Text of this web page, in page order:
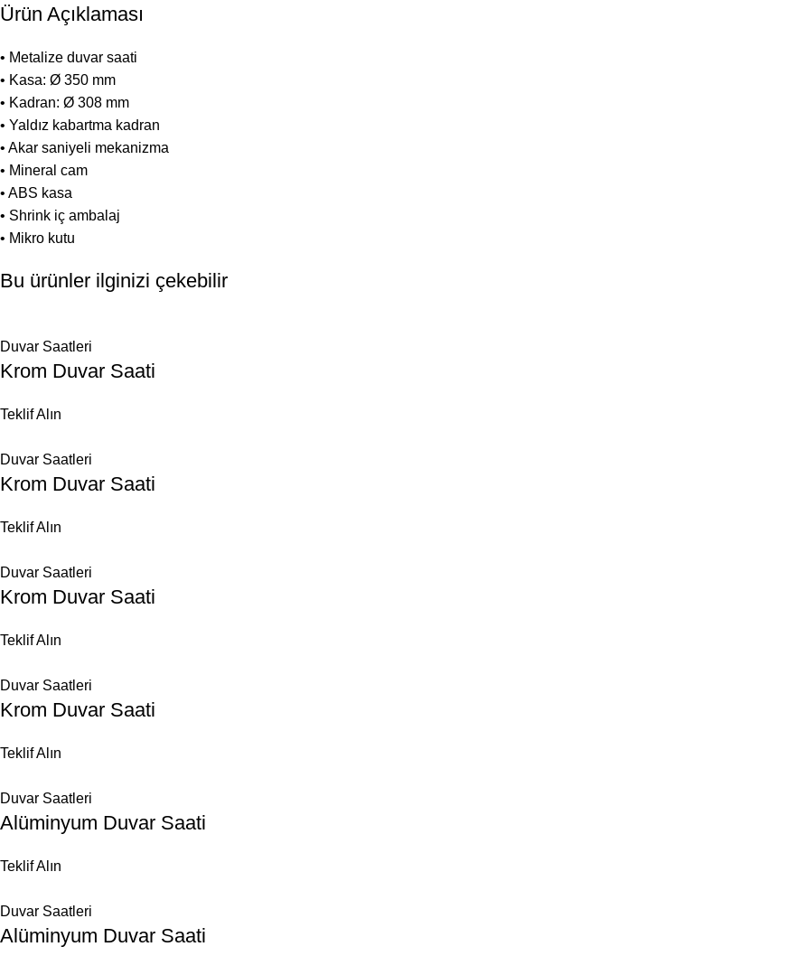
Ürün Açıklaması
• Metalize duvar saati
• Kasa: Ø 350 mm
• Kadran: Ø 308 mm
• Yaldız kabartma kadran
• Akar saniyeli mekanizma
• Mineral cam
• ABS kasa
• Shrink iç ambalaj
• Mikro kutu
Bu ürünler ilginizi çekebilir
Duvar Saatleri
Krom Duvar Saati
Teklif Alın
Duvar Saatleri
Krom Duvar Saati
Teklif Alın
Duvar Saatleri
Krom Duvar Saati
Teklif Alın
Duvar Saatleri
Krom Duvar Saati
Teklif Alın
Duvar Saatleri
Alüminyum Duvar Saati
Teklif Alın
Duvar Saatleri
Alüminyum Duvar Saati